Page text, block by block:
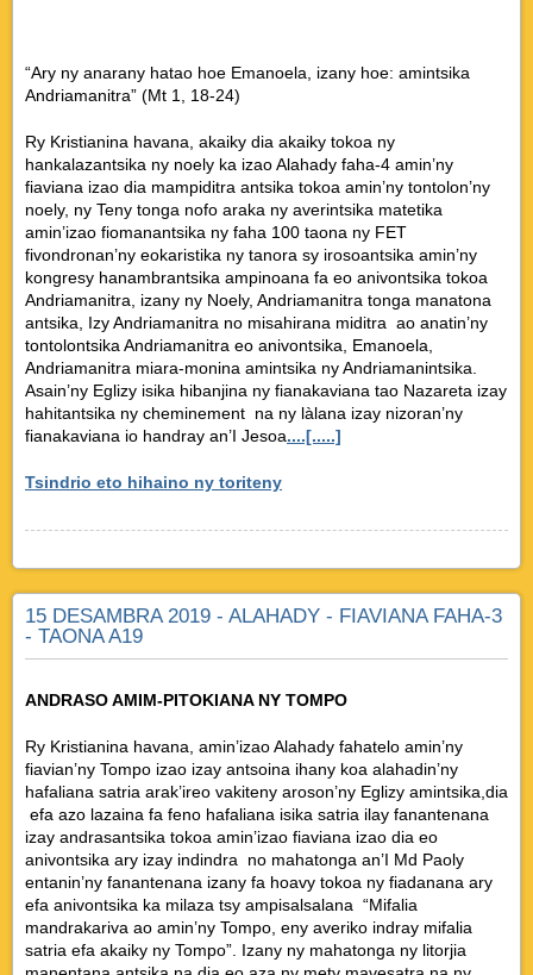
“Ary ny anarany hatao hoe Emanoela, izany hoe: amintsika
Andriamanitra” (Mt 1, 18-24)
Ry Kristianina havana, akaiky dia akaiky tokoa ny
hankalazantsika ny noely ka izao Alahady faha-4 amin’ny
fiaviana izao dia mampiditra antsika tokoa amin’ny tontolon’ny
noely, ny Teny tonga nofo araka ny averintsika matetika
amin’izao fiomanantsika ny faha 100 taona ny FET
fivondronan’ny eokaristika ny tanora sy irosoantsika amin’ny
kongresy hanambrantsika ampinoana fa eo anivontsika tokoa
Andriamanitra, izany ny Noely, Andriamanitra tonga manatona
antsika, Izy Andriamanitra no misahirana miditra ao anatin’ny
tontolontsika Andriamanitra eo anivontsika, Emanoela,
Andriamanitra miara-monina amintsika ny Andriamanintsika.
Asain’ny Eglizy isika hibanjina ny fianakaviana tao Nazareta izay
hahitantsika ny cheminement na ny làlana izay nizoran’ny
fianakaviana io handray an’I Jesoa....[.....]
Tsindrio eto hihaino ny toriteny
15 DESAMBRA 2019 - ALAHADY - FIAVIANA FAHA-3
- TAONA A19
ANDRASO AMIM-PITOKIANA NY TOMPO
Ry Kristianina havana, amin’izao Alahady fahatelo amin’ny
fiavian’ny Tompo izao izay antsoina ihany koa alahadin’ny
hafaliana satria arak’ireo vakiteny aroson’ny Eglizy amintsika,dia
efa azo lazaina fa feno hafaliana isika satria ilay fanantenana
izay andrasantsika tokoa amin’izao fiaviana izao dia eo
anivontsika ary izay indindra no mahatonga an’I Md Paoly
entanin’ny fanantenana izany fa hoavy tokoa ny fiadanana ary
efa anivontsika ka milaza tsy ampisalsalana “Mifalia
mandrakariva ao amin’ny Tompo, eny averiko indray mifalia
satria efa akaiky ny Tompo”. Izany ny mahatonga ny litorjia